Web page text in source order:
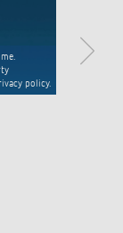
policy.